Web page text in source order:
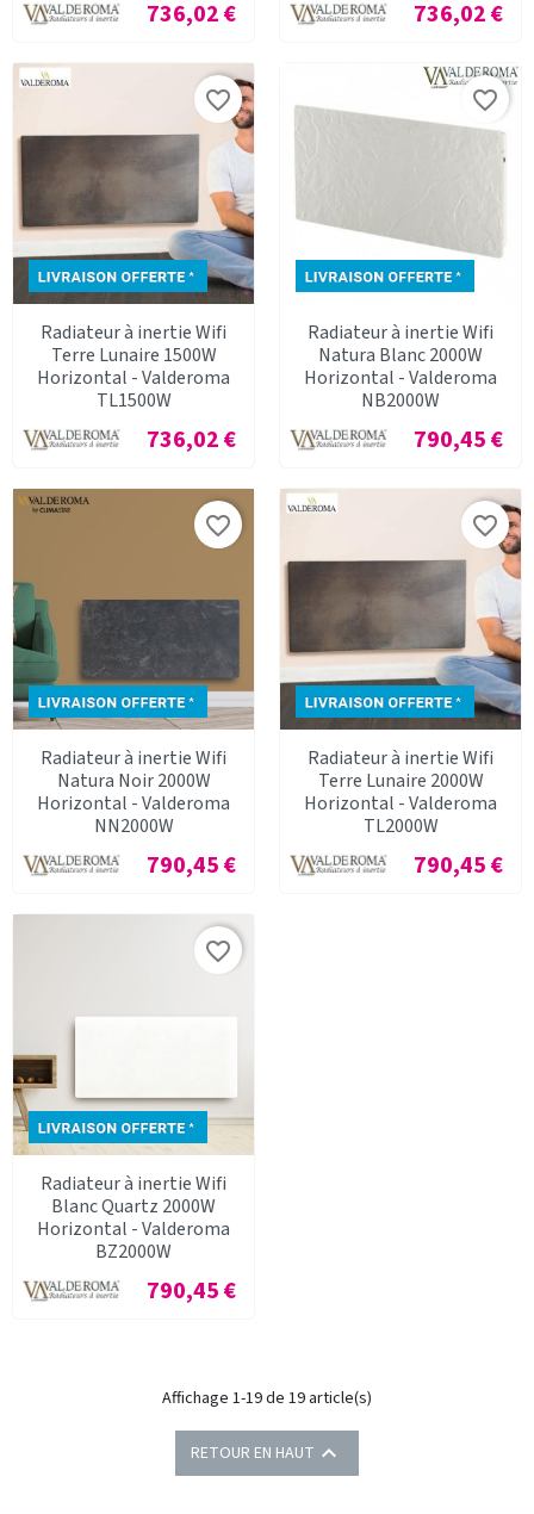
Prix
736,02 € Prix
736,02 €
Radiateur à inertie Wifi
Terre Lunaire 1500W
Horizontal - Valderoma
TL1500W
Prix
736,02 €
favorite_border
Radiateur à inertie Wifi
Natura Blanc 2000W
Horizontal - Valderoma
NB2000W
Prix
790,45 €
favorite_border
Radiateur à inertie Wifi
Natura Noir 2000W
Horizontal - Valderoma
NN2000W
Prix
790,45 €
favorite_border
Radiateur à inertie Wifi
Terre Lunaire 2000W
Horizontal - Valderoma
TL2000W
Prix
790,45 €
favorite_border
Radiateur à inertie Wifi
Blanc Quartz 2000W
Horizontal - Valderoma
BZ2000W
Prix
790,45 €
favorite_border
Affichage 1-19 de 19 article(s)
RETOUR EN HAUT 